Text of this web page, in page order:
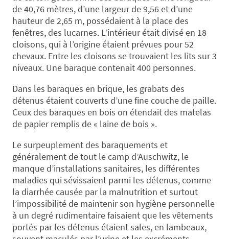
de 40,76 mètres, d’une largeur de 9,56 et d’une
hauteur de 2,65 m, possédaient à la place des
fenêtres, des lucarnes. L’intérieur était divisé en 18
cloisons, qui à l’origine étaient prévues pour 52
chevaux. Entre les cloisons se trouvaient les lits sur 3
niveaux. Une baraque contenait 400 personnes.
Dans les baraques en brique, les grabats des
détenus étaient couverts d’une fine couche de paille.
Ceux des baraques en bois on étendait des matelas
de papier remplis de « laine de bois ».
Le surpeuplement des baraquements et
généralement de tout le camp d’Auschwitz, le
manque d’installations sanitaires, les différentes
maladies qui sévissaient parmi les détenus, comme
la diarrhée causée par la malnutrition et surtout
l’impossibilité de maintenir son hygiène personnelle
à un degré rudimentaire faisaient que les vêtements
portés par les détenus étaient sales, en lambeaux,